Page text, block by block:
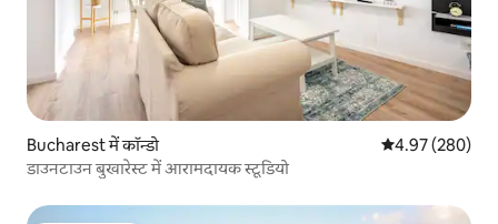
Bucharest में कॉन्डो औसत रेटिंग 5 में से
4.97 (280)
डाउनटाउन बुखारेस्ट में आरामदायक स्टूडियो